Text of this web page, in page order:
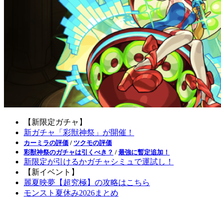
【新限定ガチャ】
新ガチャ「彩獣神祭」が開催！
カーミラの評価 / ツクモの評価
彩獣神祭のガチャは引くべき？ / 最強に暫定追加！
新限定が引けるかガチャシミュで運試し！
【新イベント】
麗夏映夢【超究極】の攻略はこちら
モンスト夏休み2026まとめ